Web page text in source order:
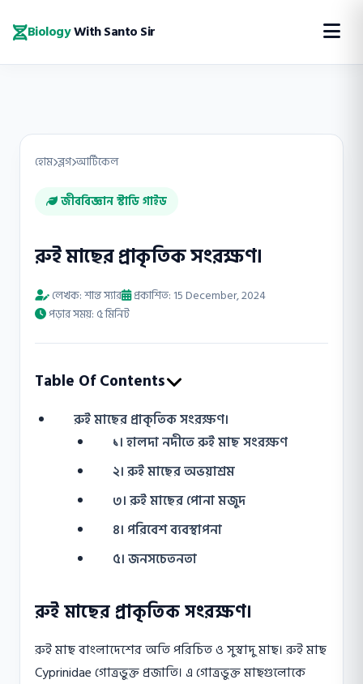
BiologyWith Santo Sir
হোম ব্লগ আর্টিকেল
জীববিজ্ঞান স্টাডি গাইড
রুই মাছের প্রাকৃতিক সংরক্ষণ।
লেখক: শান্ত স্যার প্রকাশিত: 15 December, 2024
পড়ার সময়: ৫ মিনিট
Table Of Contents
রুই মাছের প্রাকৃতিক সংরক্ষণ।
১। হালদা নদীতে রুই মাছ সংরক্ষণ
২। রুই মাছের অভয়াশ্রম
৩। রুই মাছের পোনা মজুদ
৪। পরিবেশ ব্যবস্থাপনা
৫। জনসচেতনতা
রুই মাছের প্রাকৃতিক সংরক্ষণ।
রুই মাছ বাংলাদেশের অতি পরিচিত ও সুস্বাদু মাছ। রুই মাছ
Cyprinidae গোত্রভুক্ত প্রজাতি। এ গোত্রভুক্ত মাছগুলোকে